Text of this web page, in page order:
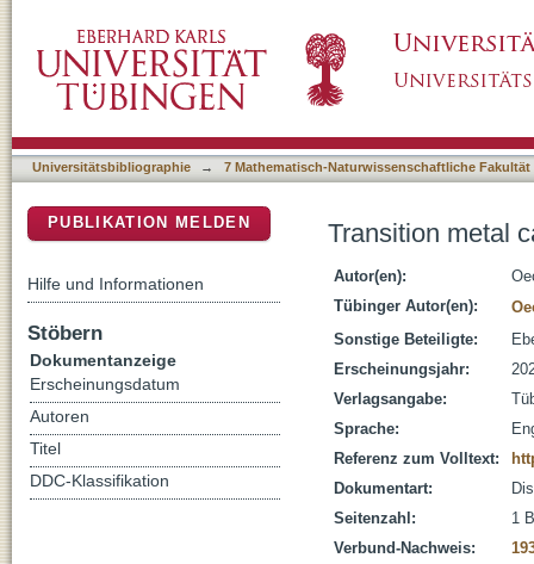
Universitätsbibliographie → 7 Mathematisch-Naturwissenschaftliche Fakultät
Transition metal
Autor(en):
Tübinger Autor(en):
Sonstige Beteiligte:
Erscheinungsjahr:
Verlagsangabe:
Sprache:
Referenz zum Volltext:
Dokumentart:
Seitenzahl:
1
Verbund-Nachweis:
PUBLIKATION MELDEN
Hilfe und Informationen
Stöbern
Dokumentanzeige
Erscheinungsdatum
Autoren
Titel
DDC-Klassifikation